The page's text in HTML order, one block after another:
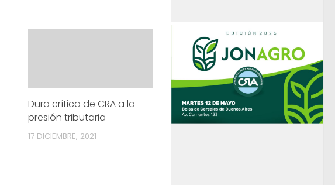
Dura crítica de CRA a la
presión tributaria
17 DICIEMBRE, 2021